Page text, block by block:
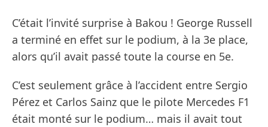
C’était l’invité surprise à Bakou ! George Russell
a terminé en effet sur le podium, à la 3e place,
alors qu’il avait passé toute la course en 5e.
C’est seulement grâce à l’accident entre Sergio
Pérez et Carlos Sainz que le pilote Mercedes F1
était monté sur le podium… mais il avait tout